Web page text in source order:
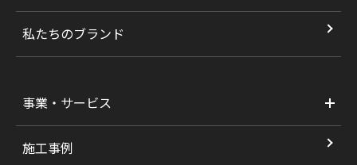
私たちのブランド
事業・サービス
施工事例